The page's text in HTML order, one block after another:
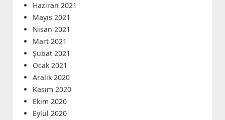
Haziran 2021
Mayıs 2021
Nisan 2021
Mart 2021
Şubat 2021
Ocak 2021
Aralık 2020
Kasım 2020
Ekim 2020
Eylül 2020